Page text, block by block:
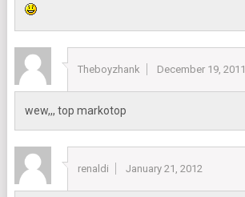
Theboyzhank December 19, 2011
wew,,, top markotop
renaldi January 21, 2012